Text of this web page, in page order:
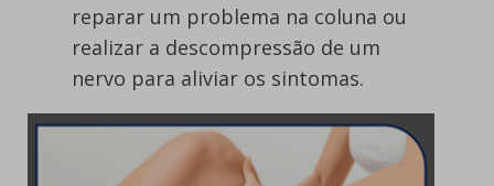
reparar um problema na coluna ou
realizar a descompressão de um
nervo para aliviar os sintomas.